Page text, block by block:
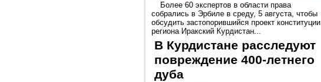
Более 60 экспертов в области права
собрались в Эрбиле в среду, 5 августа, чтобы
обсудить застопорившийся проект конституции
региона Иракский Курдистан...
В Курдистане расследуют
повреждение 400-летнего
дуба